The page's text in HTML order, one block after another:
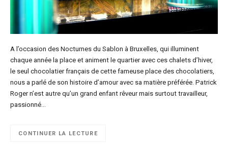
A l’occasion des Nocturnes du Sablon à Bruxelles, qui illuminent
chaque année la place et animent le quartier avec ces chalets d’hiver,
le seul chocolatier français de cette fameuse place des chocolatiers,
nous a parlé de son histoire d’amour avec sa matière préférée. Patrick
Roger n’est autre qu’un grand enfant rêveur mais surtout travailleur,
passionné…
CONTINUER LA LECTURE